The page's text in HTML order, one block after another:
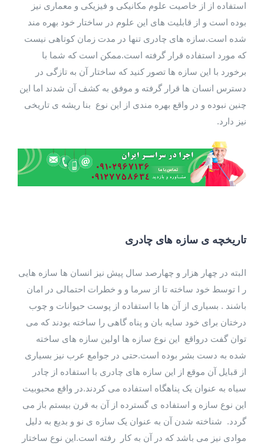
استفاده از از خاصیت علوم مکانیکی و فیزیکی و معماری نیز
بوده است و از قابلیت های این علوم در ساختار خود بهره مند
شده است.سازه های چادری تنها در مدت زمان کوتاهی نیست
که مورد استفاده قرار گرفته است.ممکن است که شما با
برخورد با این سازه ها تصور کنید که ساختار آن به تازگی در
دسترس انسان ها قرار گرفته و موفق به کشف آن شدند اما این
چنین نبوده و در واقع بهره مندی از این نوع بنا ریشه ی تاریخی
نیز دارد.
تاریخچه ی سازه های چادری
البته در چهار هزار و چهارصد سال پیش نیز انسان ها سازه هایی
ر ا توسط خود ساخته تا از سرما و و خطرات احتمالی در امان
باشند . بسیاری از آن ها با استفاده از پوست حیوانات و چوب
درختان برای خود سایه بان و پناه گاهی را ساخته بودند که می
توان گفت درواقع این نوع سازه ها اولین سازه های ساخته
شده به دست بشر بوده است.حتی در جوامع عرب نیز بسیاری
از قبایل آن موقع از این سازه های چادری با استفاده از چادر
سیاه به عنوان یک پناهگاه استفاده می کردند.در واقع محبوبیت
این نوع سازه و استفاده ی گسترده از آن به قرن بیستم باز می
گردد. شناخته شدن آن به عنوان یک سازه ی نو و بدیع به دلیل
موادی نیز می باشد که در آن به کار رفته است.این نوع ساختار